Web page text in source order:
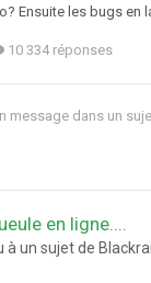
Ensuite les bugs en
10 334 réponses
message dans un
en ligne....
à un sujet de